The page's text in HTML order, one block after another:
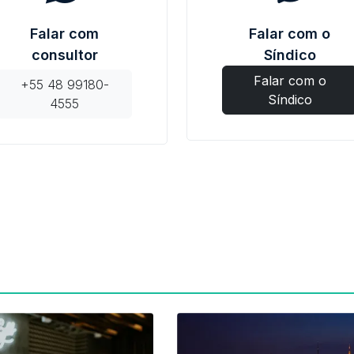
Falar com
consultor
+55 48 99180-
4555
Falar com o
Síndico
Falar com o
Síndico